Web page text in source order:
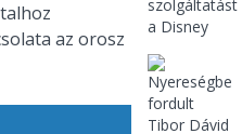
az orosz